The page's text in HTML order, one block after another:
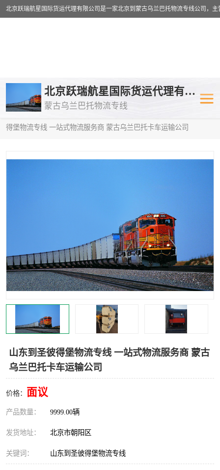
北京跃瑞航星国际货运代理有限公司
蒙古乌兰巴托物流专线
得堡物流专线 一站式物流服务商 蒙古乌兰巴托卡车运输公司
山东到圣彼得堡物流专线 一站式物流服务商 蒙古
乌兰巴托卡车运输公司
价格： 面议
产品数量： 9999.00辆
发货地址： 北京市朝阳区
关键词： 山东到圣彼得堡物流专线
乌兰巴托物流专线 乌兰巴托铁
乌兰巴托公路运输
中欧班列 欧洲铁路运输
蒙古乌兰巴托双清包税 蒙古乌兰巴